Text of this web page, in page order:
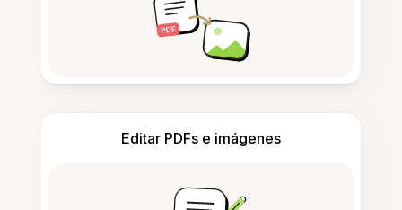
Editar PDFs e imágenes